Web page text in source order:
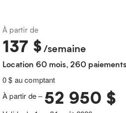
À partir de
137 $/semaine
Location 60 mois, 260 paiements
0 $ au comptant
À partir de –52 950 $